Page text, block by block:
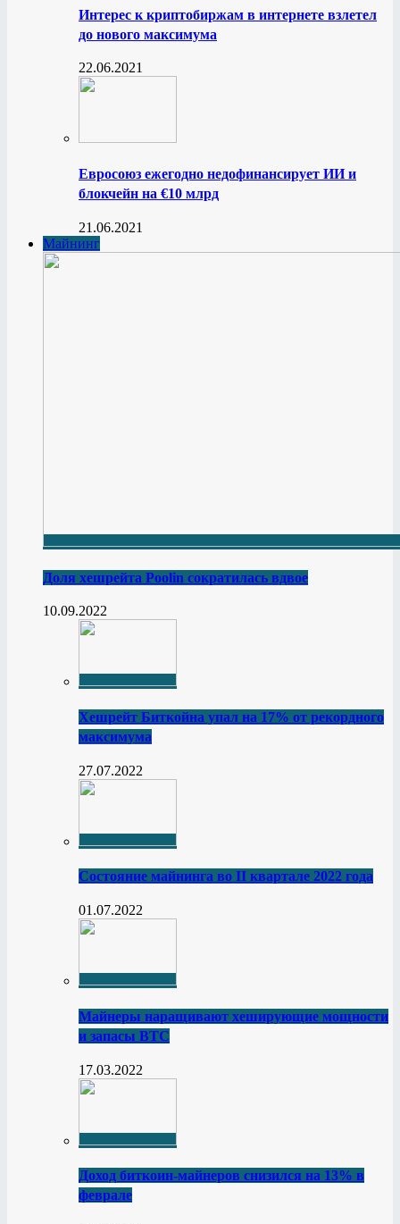
Интерес к криптобиржам в интернете взлетел
до нового максимума
22.06.2021
Евросоюз ежегодно недофинансирует ИИ и
блокчейн на €10 млрд
21.06.2021
Майнинг
Доля хешрейта Poolin сократилась вдвое
10.09.2022
Хешрейт Биткойна упал на 17% от рекордного
максимума
27.07.2022
Состояние майнинга во II квартале 2022 года
01.07.2022
Майнеры наращивают хеширующие мощности
и запасы BTC
17.03.2022
Доход биткоин-майнеров снизился на 13% в
феврале